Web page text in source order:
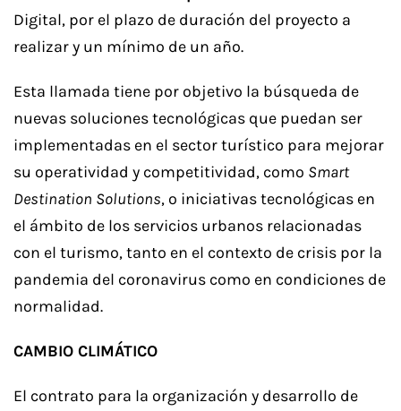
Digital, por el plazo de duración del proyecto a
realizar y un mínimo de un año.
Esta llamada tiene por objetivo la búsqueda de
nuevas soluciones tecnológicas que puedan ser
implementadas en el sector turístico para mejorar
su operatividad y competitividad, como Smart
Destination Solutions, o iniciativas tecnológicas en
el ámbito de los servicios urbanos relacionadas
con el turismo, tanto en el contexto de crisis por la
pandemia del coronavirus como en condiciones de
normalidad.
CAMBIO CLIMÁTICO
El contrato para la organización y desarrollo de